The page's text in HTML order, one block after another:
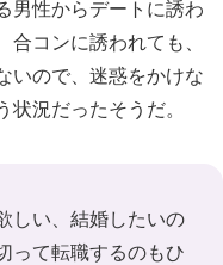
男性からデートに誘わ
コンに誘われても、
いので、迷惑をかけな
況だったそうだ。
しい、結婚したいの
って転職するのもひ